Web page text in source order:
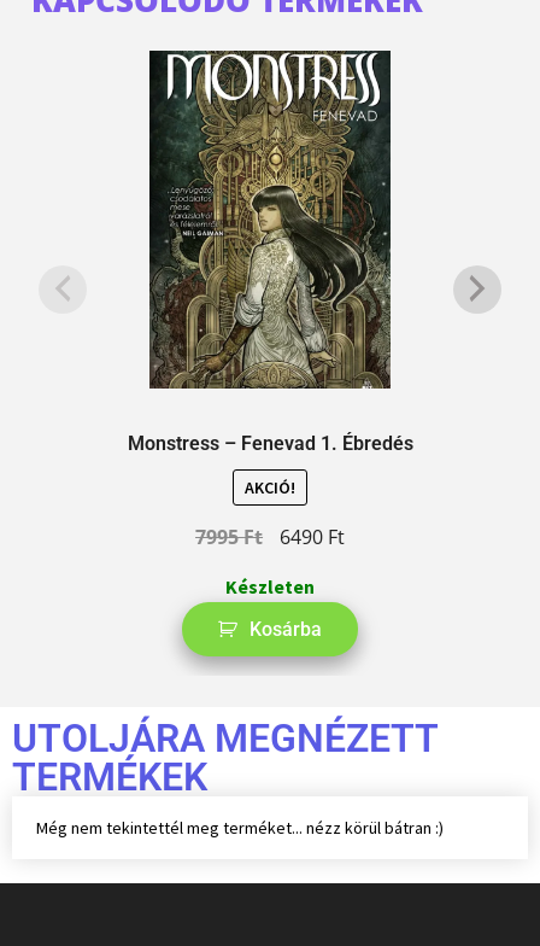
Monstress – Fenevad 1. Ébredés
AKCIÓ!
7995Ft 6490 Ft
Készleten
Kosárba
UTOLJÁRA MEGNÉZETT
TERMÉKEK
Még nem tekintettél meg terméket... nézz körül bátran :)